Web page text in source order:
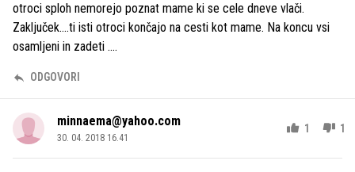
otroci sploh nemorejo poznat mame ki se cele dneve vlači.
Zaključek....ti isti otroci končajo na cesti kot mame. Na koncu vsi
osamljeni in zadeti ....
ODGOVORI
minnaema@yahoo.com
30. 04. 2018 16.41
1 1